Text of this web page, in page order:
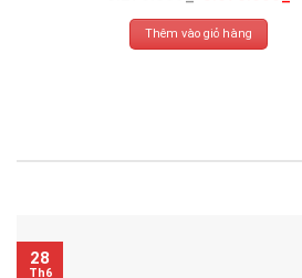
là:
3.270.000₫.
Thêm vào giỏ hàng
28
Th6